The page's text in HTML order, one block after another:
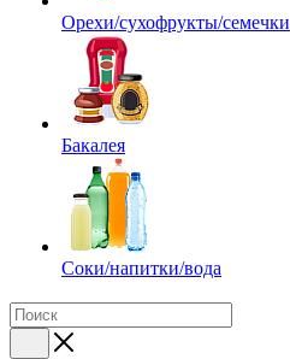
Орехи/сухофрукты/семечки
Бакалея
Соки/напитки/вода